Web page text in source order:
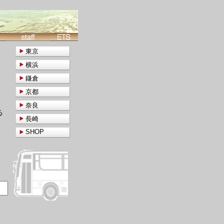
東京
横浜
鎌倉
京都
奈良
長崎
SHOP